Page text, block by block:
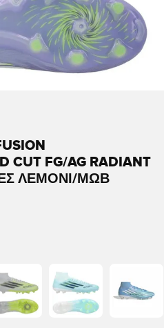
CUT FG/AG RADIANT
ΛΕΜΌΝΙ/ΜΩΒ